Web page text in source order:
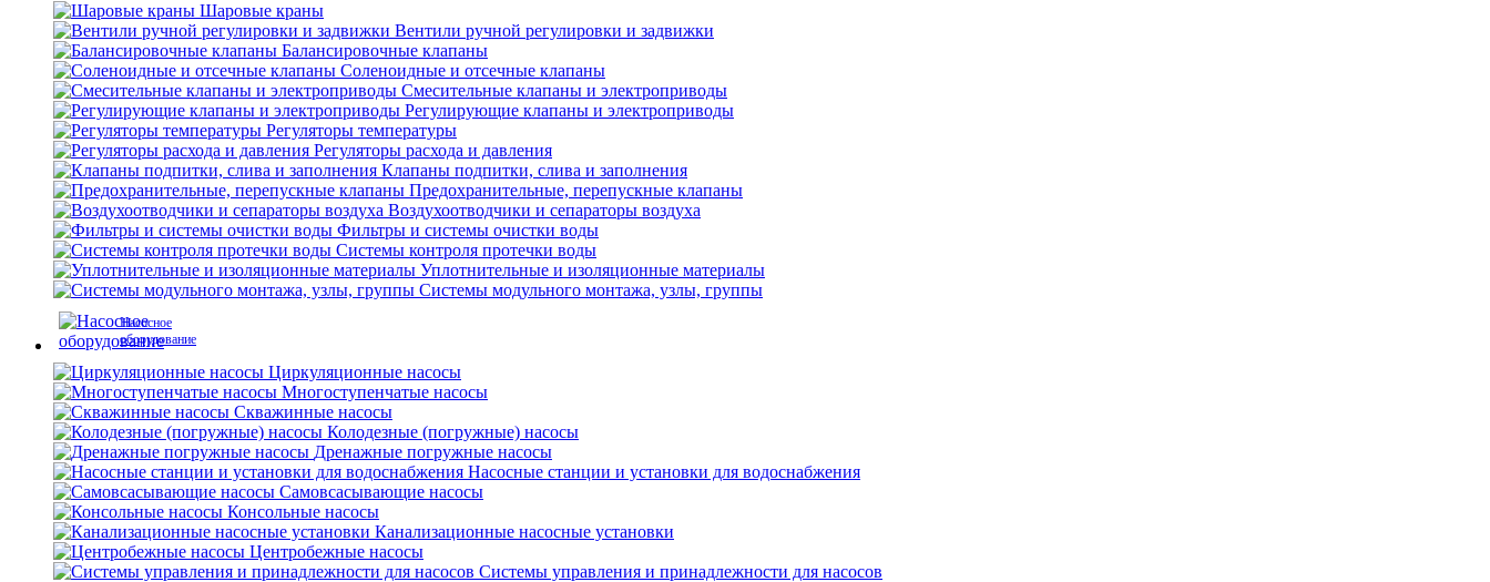
Шаровые краны
Вентили ручной регулировки и задвижки
Балансировочные клапаны
Соленоидные и отсечные клапаны
Смесительные клапаны и электроприводы
Регулирующие клапаны и электроприводы
Регуляторы температуры
Регуляторы расхода и давления
Клапаны подпитки, слива и заполнения
Предохранительные, перепускные клапаны
Воздухоотводчики и сепараторы воздуха
Фильтры и системы очистки воды
Системы контроля протечки воды
Уплотнительные и изоляционные материалы
Системы модульного монтажа, узлы, группы
Насосное
оборудование
Циркуляционные насосы
Многоступенчатые насосы
Скважинные насосы
Колодезные (погружные) насосы
Дренажные погружные насосы
Насосные станции и установки для водоснабжения
Самовсасывающие насосы
Консольные насосы
Канализационные насосные установки
Центробежные насосы
Системы управления и принадлежности для насосов